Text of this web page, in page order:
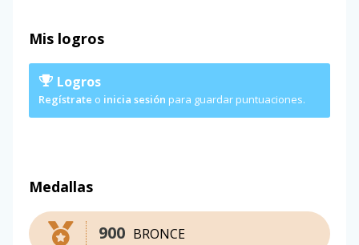
Mis logros
Logros
Regístrate o inicia sesión para guardar puntuaciones.
Medallas
BRONCE
900